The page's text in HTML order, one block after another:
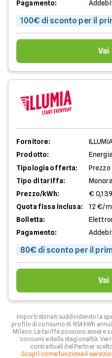
Pagamento:
100€ di sconto per il
Vai
Fornitore:
Prodotto:
Tipologia offerta:
Tipo di tariffa:
Prezzo/kWh:
€
Quota fissa inclusa:
12 €/
Bolletta:
Pagamento:
80€ di sconto per il
Vai
Importi stimati suddividendo la
profilo di consumo di 934 kWh
Milano. Le tariffe possono essere
consumi e della stagionalità.
contrattuali del Partner
Scopri come funziona il